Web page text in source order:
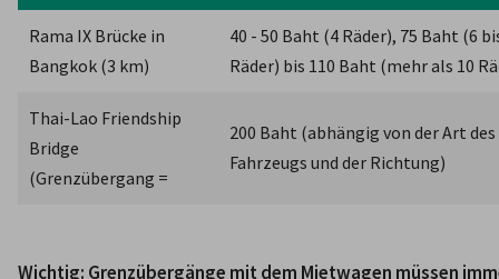
Rama IX Brücke in
Bangkok (3 km)
40 - 50 Baht (4 Räder), 75 Baht (6
Räder) bis 110 Baht (mehr als 10
Thai-Lao Friendship
Bridge
(Grenzübergang =
200 Baht (abhängig von der Art des
Fahrzeugs und der Richtung)
Wichtig: Grenzübergänge mit dem Mietwagen müssen